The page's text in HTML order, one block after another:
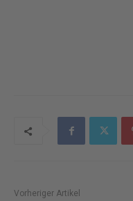
Vorheriger Artikel